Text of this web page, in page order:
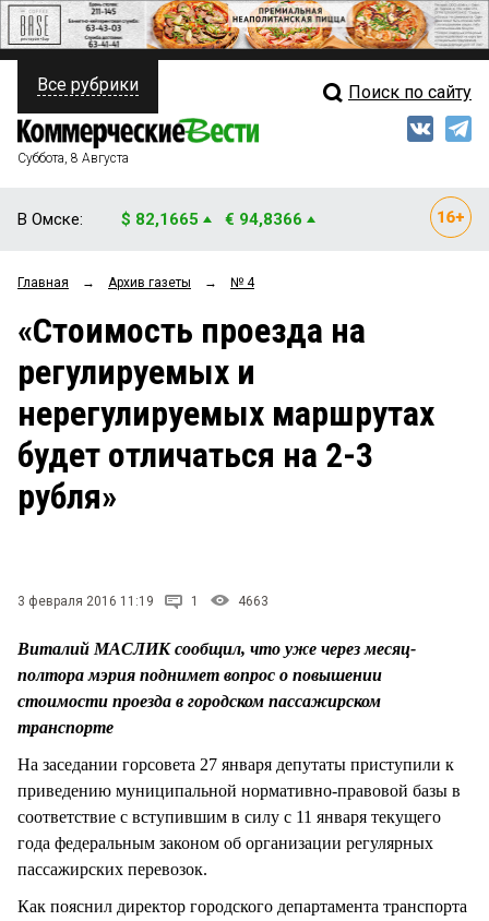
ПОЛИТИКА
ФИНАНСЫ
ОБЩЕСТВО
ЗАКОН
НОВОСТИ КОМПАНИЙ
СТИЛЬ ЖИЗНИ
Свежий выпуск
Рейтинги
Архив
Все рубрики Поиск по сайту
Суббота, 8 Августа
В Омске: $ 82,1665 € 94,8366
Главная → Архив газеты → № 4
«Стоимость проезда на
регулируемых и
нерегулируемых маршрутах
будет отличаться на 2-3
рубля»
3 февраля 2016 11:19 1 4663
Виталий МАСЛИК сообщил, что уже через месяц-
полтора мэрия поднимет вопрос о повышении
стоимости проезда в городском пассажирском
транспорте
На заседании горсовета 27 января депутаты приступили к
приведению муниципальной нормативно-правовой базы в
соответствие с вступившим в силу с 11 января текущего
года федеральным законом об организации регулярных
пассажирских перевозок.
Как пояснил директор городского департамента транспорта